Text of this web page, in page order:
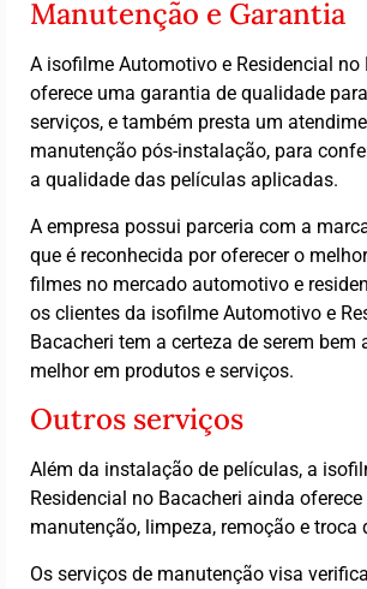
Manutenção e Garantia
A isofilme Automotivo e Residencial no
oferece uma garantia de qualidade
serviços, e também presta um
manutenção pós-instalação, para
a qualidade das películas aplicadas.
A empresa possui parceria com a
que é reconhecida por oferecer o
filmes no mercado automotivo e
os clientes da isofilme Automotivo e
Bacacheri tem a certeza de serem bem
melhor em produtos e serviços.
Outros serviços
Além da instalação de películas, a
Residencial no Bacacheri ainda
manutenção, limpeza, remoção e troca
Os serviços de manutenção visa